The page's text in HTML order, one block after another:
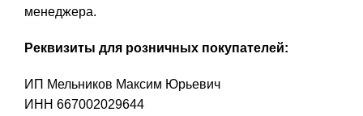
менеджера.
Реквизиты для розничных покупателей:
ИП Мельников Максим Юрьевич
ИНН 667002029644